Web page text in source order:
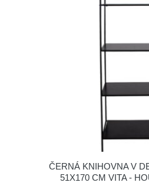
ČERNÁ KNIHOVNA V
51X170 CM VITA -